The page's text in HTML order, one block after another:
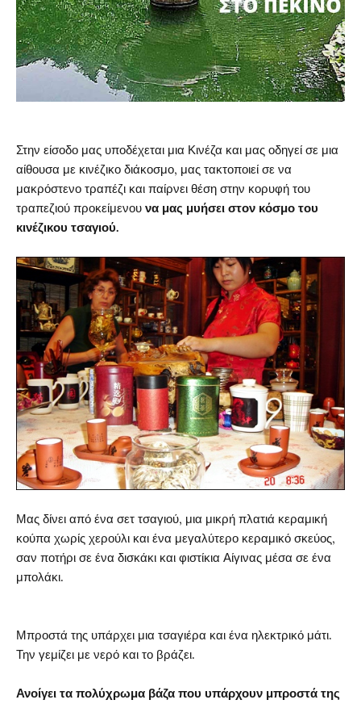
Στην είσοδο μας υποδέχεται μια Κινέζα και μας οδηγεί σε μια
αίθουσα με κινέζικο διάκοσμο, μας τακτοποιεί σε να
μακρόστενο τραπέζι και παίρνει θέση στην κορυφή του
τραπεζιού προκείμενου να μας μυήσει στον κόσμο του
κινέζικου τσαγιού.
Μας δίνει από ένα σετ τσαγιού, μια μικρή πλατιά κεραμική
κούπα χωρίς χερούλι και ένα μεγαλύτερο κεραμικό σκεύος,
σαν ποτήρι σε ένα δισκάκι και φιστίκια Αίγινας μέσα σε ένα
μπολάκι.
Μπροστά της υπάρχει μια τσαγιέρα και ένα ηλεκτρικό μάτι.
Την γεμίζει με νερό και το βράζει.
Ανοίγει τα πολύχρωμα βάζα που υπάρχουν μπροστά της